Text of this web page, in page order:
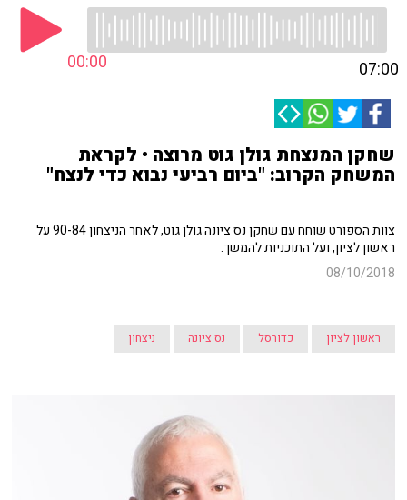
00:00 07:00
שחקן המנצחת גולן גוט מרוצה • לקראת
המשחק הקרוב: "ביום רביעי נבוא כדי לנצח"
צוות הספורט שוחח עם שחקן נס ציונה גולן גוט, לאחר הניצחון 90-84 על
ראשון לציון, ועל התוכניות להמשך.
08/10/2018
ראשון לציון כדורסל נס ציונה ניצחון